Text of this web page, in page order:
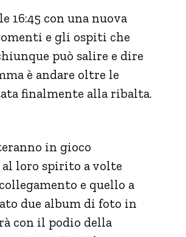
16:45 con una nuova
e gli ospiti che
può salire e dire
è andare oltre le
finalmente alla ribalta.
in gioco
loro spirito a volte
e quello a
due album di foto in
con il podio della